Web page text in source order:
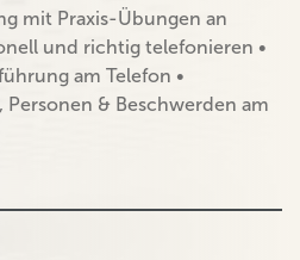
mit Praxis-Übungen an
und richtig telefonieren •
am Telefon •
& Beschwerden am